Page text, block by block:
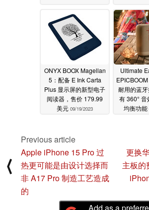
ONYX BOOX Magellan
5：配备 E Ink Carta
Plus 显示屏的新型电子
阅读器，售价 179.99
美元 09/19/2023
Ultimate
耐用的蓝
有 360°
均衡功能
⟨
Previous article
Apple iPhone 15 Pro 过
热更可能是由设计选择而
非 A17 Pro 制造工艺造成
的
更换
主板的